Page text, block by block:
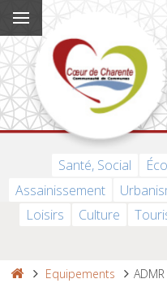
Santé, Social
Assainissement
Loisirs
Culture
Equipements